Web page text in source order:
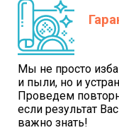
Мы не просто
и пыли, но и
Проведем
если результат
важно знать!